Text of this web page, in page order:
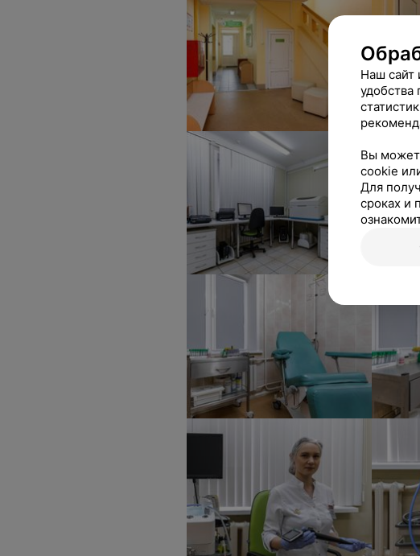
Наш сайт
удобства
Вы
cookie
Для
сроках и